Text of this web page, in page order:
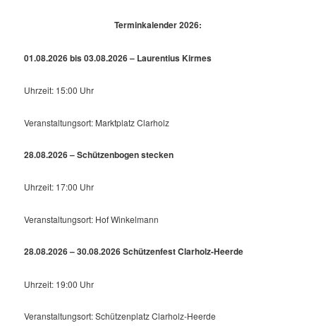
Terminkalender 2026:
01.08.2026 bis 03.08.2026 – Laurentius Kirmes
Uhrzeit: 15:00 Uhr
Veranstaltungsort: Marktplatz Clarholz
28.08.2026 – Schützenbogen stecken
Uhrzeit: 17:00 Uhr
Veranstaltungsort: Hof Winkelmann
28.08.2026 – 30.08.2026 Schützenfest Clarholz-Heerde
Uhrzeit: 19:00 Uhr
Veranstaltungsort: Schützenplatz Clarholz-Heerde